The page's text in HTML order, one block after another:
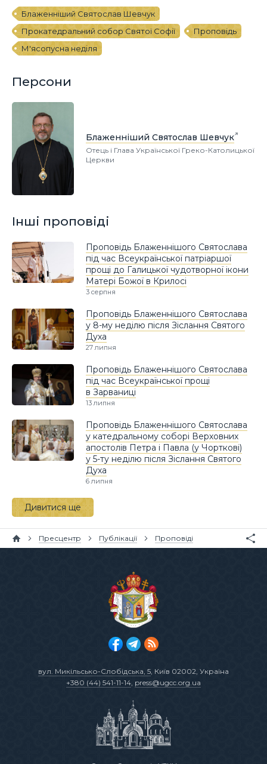
Блаженніший Святослав Шевчук
Прокатедральний собор Святої Софії
Проповідь
М'ясопусна неділя
Персони
Блаженніший Святослав Шевчук
Отець і Глава Української Греко-Католицької
Церкви
Інші проповіді
Проповідь Блаженнішого Святослава
під час Всеукраїнської патріаршої
прощі до Галицької чудотворної ікони
Матері Божої в Крилосі
3 серпня
Проповідь Блаженнішого Святослава
у 8-му неділю після Зіслання Святого
Духа
27 липня
Проповідь Блаженнішого Святослава
під час Всеукраїнської прощі
в Зарваниці
13 липня
Проповідь Блаженнішого Святослава
у катедральному соборі Верховних
апостолів Петра і Павла (у Чорткові)
у 5-ту неділю після Зіслання Святого
Духа
6 липня
Дивитися ще
Пресцентр Публікації Проповіді
вул. Микільсько-Слобідська, 5, Київ 02002, Україна
+380 (44) 541-11-14, press@ugcc.org.ua